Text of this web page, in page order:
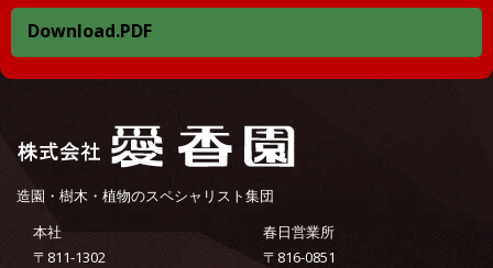
Download.PDF
造園・樹木・植物のスペシャリスト集団
本社
〒811-1302
春日営業所
〒816-0851